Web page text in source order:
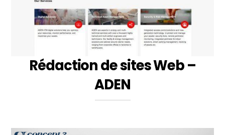
Rédaction de sites Web –
ADEN